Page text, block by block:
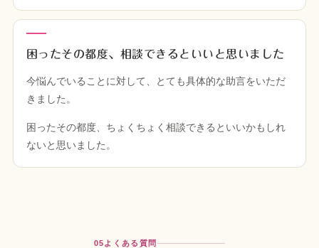
困ったその都度、相談できるといいと思いました
今悩んでいることに対して、とても具体的な助言をいただ
きました。
困ったその都度、ちょくちょく相談できるといいかもしれ
ないと思いました。
05 よくある質問